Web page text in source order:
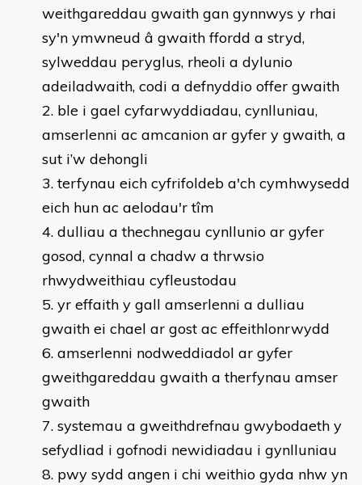
weithgareddau gwaith gan gynnwys y rhai
sy'n ymwneud â gwaith ffordd a stryd,
sylweddau peryglus, rheoli a dylunio
adeiladwaith, codi a defnyddio offer gwaith
ble i gael cyfarwyddiadau, cynlluniau,
amserlenni ac amcanion ar gyfer y gwaith, a
sut i’w dehongli
terfynau eich cyfrifoldeb a'ch cymhwysedd
eich hun ac aelodau'r tîm
dulliau a thechnegau cynllunio ar gyfer
gosod, cynnal a chadw a thrwsio
rhwydweithiau cyfleustodau
yr effaith y gall amserlenni a dulliau
gwaith ei chael ar gost ac effeithlonrwydd
amserlenni nodweddiadol ar gyfer
gweithgareddau gwaith a therfynau amser
gwaith
systemau a gweithdrefnau gwybodaeth y
sefydliad i gofnodi newidiadau i gynlluniau
pwy sydd angen i chi weithio gyda nhw yn